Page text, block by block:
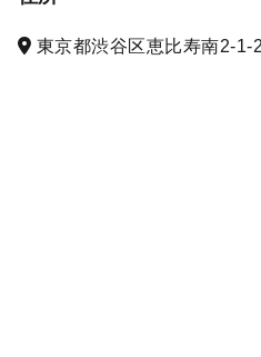
東京都渋谷区恵比寿南2-1-